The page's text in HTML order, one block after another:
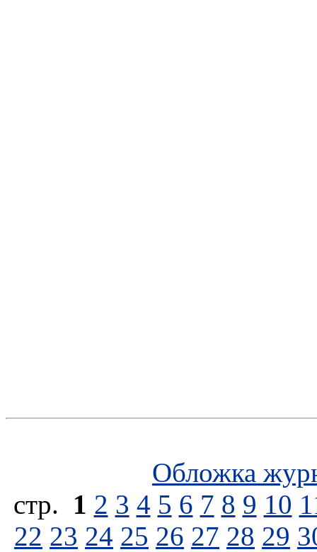
Обложка
стp. 1 2 3 4 5 6 7 8 9 10
22 23 24 25 26 27 28 29